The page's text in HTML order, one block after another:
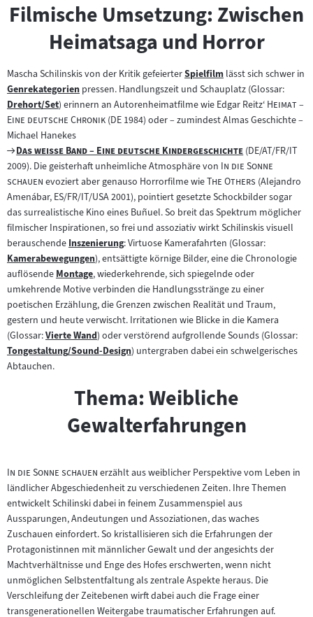
Filmische Umsetzung: Zwischen
Heimatsaga und Horror
Mascha Schilinskis von der Kritik gefeierterZum
Inhalt:
Spielfilm lässt sich schwer in
Zum
Inhalt:
Genrekategorien pressen. Handlungszeit und Schauplatz (Glossar:
Zum
Inhalt:
Drehort/Set) erinnern an Autorenheimatfilme wie Edgar Reitz‘ "Heimat –
Eine deutsche Chronik"(DE 1984) oder – zumindest Almas Geschichte –
Michael Hanekes
Zum
Filmarchiv:
"
Das weiße Band – Eine deutsche Kindergeschichte"(DE/AT/FR/IT
2009). Die geisterhaft unheimliche Atmosphäre von "In die Sonne
schauen "evoziert aber genauso Horrorfilme wie"
The Others "(Alejandro
Amenábar, ES/FR/IT/USA 2001), pointiert gesetzte Schockbilder sogar
das surrealistische Kino eines Buñuel. So breit das Spektrum möglicher
filmischer Inspirationen, so frei und assoziativ wirkt Schilinskis visuell
berauschendeZum
Inhalt:
Inszenierung: Virtuose Kamerafahrten (Glossar:
Zum
Inhalt:
Kamerabewegungen), entsättigte körnige Bilder, eine die Chronologie
auflösendeZum
Inhalt:
Montage, wiederkehrende, sich spiegelnde oder
umkehrende Motive verbinden die Handlungsstränge zu einer
poetischen Erzählung, die Grenzen zwischen Realität und Traum,
gestern und heute verwischt. Irritationen wie Blicke in die Kamera
(Glossar:Zum
Inhalt:
Vierte Wand) oder verstörend aufgrollende Sounds (Glossar:
Zum
Inhalt:
Tongestaltung/Sound-Design) untergraben dabei ein schwelgerisches
Abtauchen.
Thema: Weibliche
Gewalterfahrungen
"In die Sonne schauen "erzählt aus weiblicher Perspektive vom Leben in
ländlicher Abgeschiedenheit zu verschiedenen Zeiten. Ihre Themen
entwickelt Schilinski dabei in feinem Zusammenspiel aus
Aussparungen, Andeutungen und Assoziationen, das waches
Zuschauen einfordert. So kristallisieren sich die Erfahrungen der
Protagonistinnen mit männlicher Gewalt und der angesichts der
Machtverhältnisse und Enge des Hofes erschwerten, wenn nicht
unmöglichen Selbstentfaltung als zentrale Aspekte heraus. Die
Verschleifung der Zeitebenen wirft dabei auch die Frage einer
transgenerationellen Weitergabe traumatischer Erfahrungen auf.